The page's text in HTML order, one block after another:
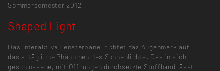
Sommersemester 2012,
Shaped Light
Das interaktive Fensterpanel richtet das Augenmerk auf
das alltägliche Phänomen des Sonnenlichts. Das in sich
geschlossene, mit Öffnungen durchsetzte Stoffband lässt